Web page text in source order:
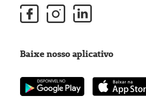
Baixe nosso aplicativo